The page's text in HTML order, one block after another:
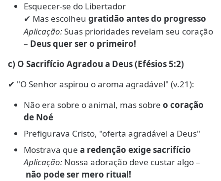
Esquecer-se do Libertador
✔ Mas escolheu gratidão antes do progresso
Aplicação:Suas prioridades revelam seu coração
– Deus quer ser o primeiro!
c) O Sacrifício Agradou a Deus (Efésios 5:2)
✔ "O Senhor aspirou o aroma agradável" (v.21):
Não era sobre o animal, mas sobre o coração
de Noé
Prefigurava Cristo, "oferta agradável a Deus"
Mostrava que a redenção exige sacrifício
Aplicação: Nossa adoração deve custar algo –
não pode ser mero ritual!